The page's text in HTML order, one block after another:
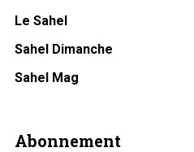
Le Sahel
Sahel Dimanche
Sahel Mag
Abonnement